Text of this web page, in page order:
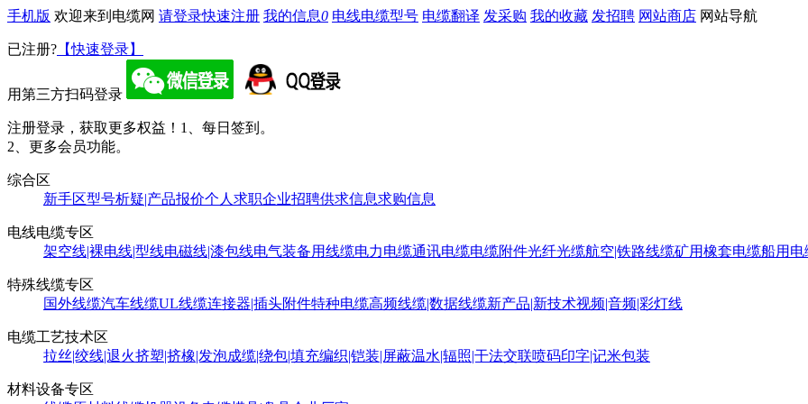
手机版 欢迎来到电缆网 请登录快速注册 我的信息0 电线电缆型号 电缆翻译 发采购 我的收藏 发招聘 网站商店 网站导航
已注册? 【快速登录】
用第三方扫码登录
注册登录，获取更多权益！ 1、每日签到。
2、更多会员功能。
综合区
新手区型号析疑|产品报价个人求职企业招聘供求信息求购信息
电线电缆专区
架空线|裸电线|型线电磁线|漆包线电气装备用线缆电力电缆通讯电缆电缆附件光纤光缆航空|铁路线缆矿用橡套电缆船用电
特殊线缆专区
国外线缆汽车线缆UL线缆连接器|插头附件特种电缆高频线缆|数据线缆新产品|新技术视频|音频|彩灯线
电缆工艺技术区
拉丝|绞线|退火挤塑|挤橡|发泡成缆|绕包|填充编织|铠装|屏蔽温水|辐照|干法交联喷码印字|记米包装
材料设备专区